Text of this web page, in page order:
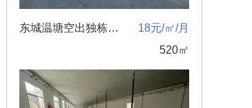
东城温塘空出独栋钢构厂房520方
18元/㎡/月
520㎡